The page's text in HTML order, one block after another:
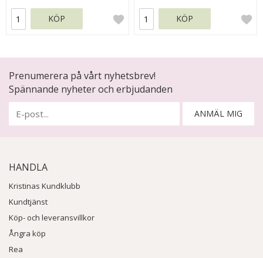
KÖP KÖP
Prenumerera på vårt nyhetsbrev!
Spännande nyheter och erbjudanden
ANMÄL MIG
HANDLA
Kristinas Kundklubb
Kundtjänst
Köp- och leveransvillkor
Ångra köp
Rea